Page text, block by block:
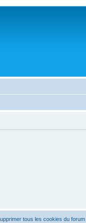
tous les cookies du forum